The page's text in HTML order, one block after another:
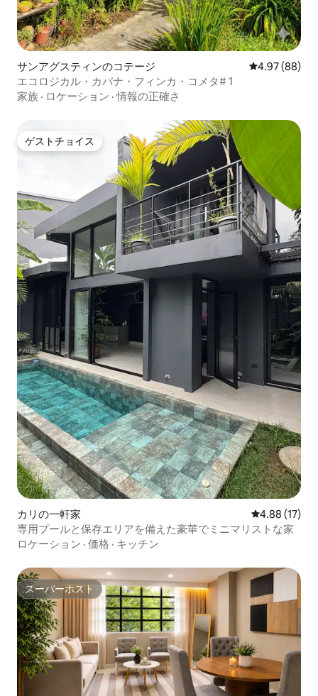
サンアグスティンのコテージ レビュー88
4.97 (88)
エコロジカル・カバナ・フィンカ・コメタ# 1
家族 · ロケーション ·情報の正確さ
ゲストチョイス
ゲストチョイス
カリの一軒家 レビュー17
4.88 (17)
専用プールと保存エリアを備えた豪華でミニマリストな家
ロケーション · 価格 · キッチン
スーパーホスト
スーパーホスト